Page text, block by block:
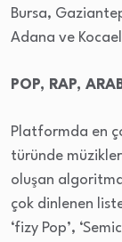
Bursa,
Adana ve
POP, RAP,
Platformda en
türünde
oluşan
çok dinlenen
‘fizy Pop’,